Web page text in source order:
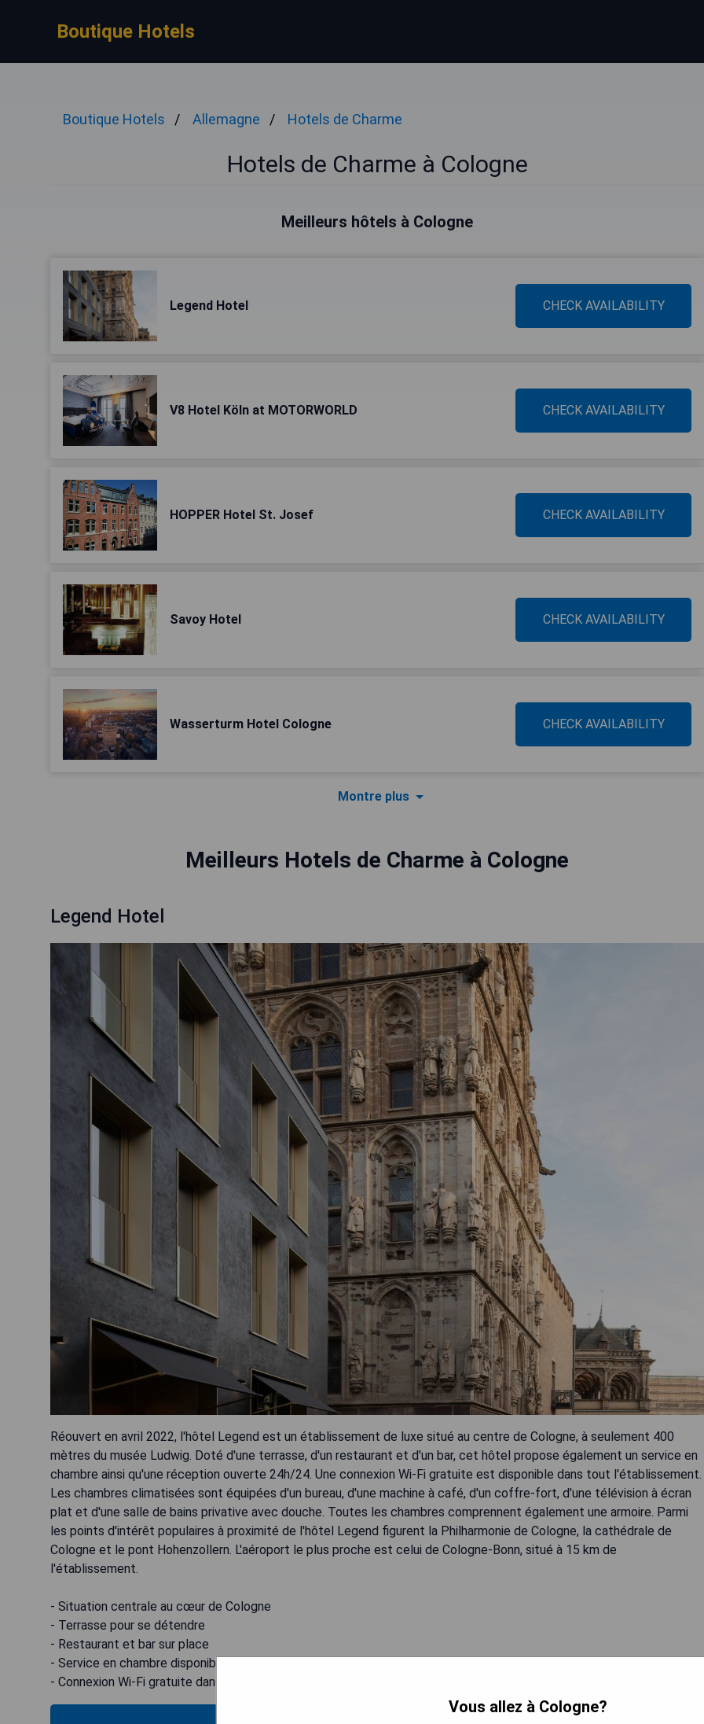
Boutique Hotels
Boutique Hotels Allemagne Hotels de Charme
Hotels de Charme à Cologne
Meilleurs hôtels à Cologne
Legend Hotel CHECK AVAILABILITY
V8 Hotel Köln at MOTORWORLD CHECK AVAILABILITY
HOPPER Hotel St. Josef CHECK AVAILABILITY
Savoy Hotel CHECK AVAILABILITY
Wasserturm Hotel Cologne CHECK AVAILABILITY
Montre plus
Meilleurs Hotels de Charme à Cologne
Legend Hotel
Réouvert en avril 2022, l'hôtel Legend est un établissement de luxe situé au centre de Cologne, à seulement 400
mètres du musée Ludwig. Doté d'une terrasse, d'un restaurant et d'un bar, cet hôtel propose également un service en
chambre ainsi qu'une réception ouverte 24h/24. Une connexion Wi-Fi gratuite est disponible dans tout l'établissement.
Les chambres climatisées sont équipées d'un bureau, d'une machine à café, d'un coffre-fort, d'une télévision à écran
plat et d'une salle de bains privative avec douche. Toutes les chambres comprennent également une armoire. Parmi
les points d'intérêt populaires à proximité de l'hôtel Legend figurent la Philharmonie de Cologne, la cathédrale de
Cologne et le pont Hohenzollern. L'aéroport le plus proche est celui de Cologne-Bonn, situé à 15 km de
l'établissement.
- Situation centrale au cœur de Cologne
- Terrasse pour se détendre
- Restaurant et bar sur place
- Service en chambre disponible
- Connexion Wi-Fi gratuite dans tout l'établissement
Vous allez à Cologne?